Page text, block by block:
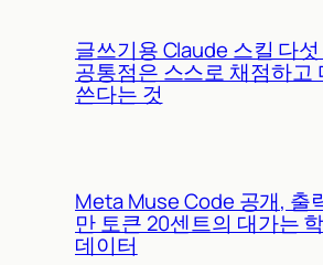
글쓰기용 Claude 스킬 다섯
공통점은 스스로 채점하고
쓴다는 것
Meta Muse Code 공개, 출
만 토큰 20센트의 대가는
데이터